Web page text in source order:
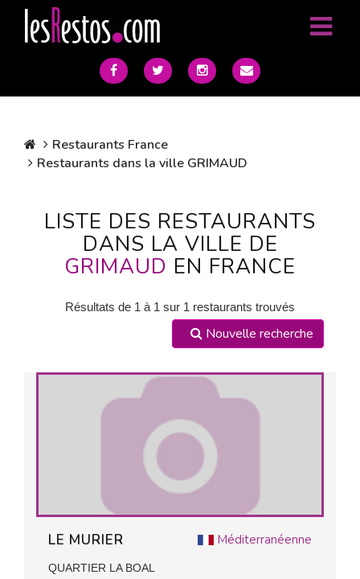
Restaurants France
Restaurants dans la ville GRIMAUD
LISTE DES RESTAURANTS
DANS LA VILLE DE
GRIMAUD EN FRANCE
Résultats de 1 à 1 sur 1 restaurants trouvés
Nouvelle recherche
Méditerranéenne
LE MURIER
QUARTIER LA BOAL